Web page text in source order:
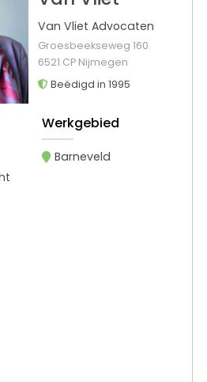
Van Vliet Advocaten
Groesbeekseweg 160
6521 CP Nijmegen
Beëdigd in 1995
Werkgebied
Barneveld